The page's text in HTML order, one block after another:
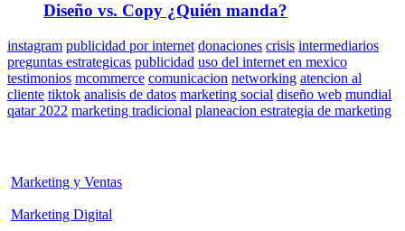
Diseño vs. Copy ¿Quién manda?
instagram publicidad por internet donaciones crisis intermediarios
preguntas estrategicas publicidad uso del internet en mexico
testimonios mcommerce comunicacion networking atencion al
cliente tiktok analisis de datos marketing social diseño web mundial
qatar 2022 marketing tradicional planeacion estrategia de marketing
Marketing y Ventas
Marketing Digital